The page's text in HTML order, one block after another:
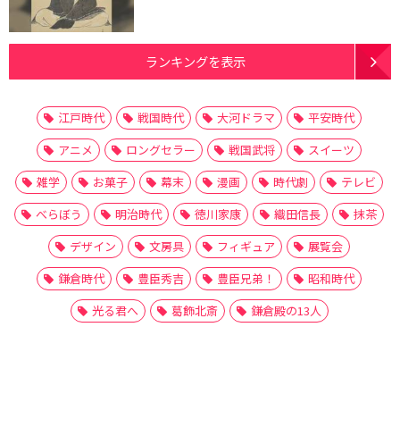
ランキングを表示
江戸時代 戦国時代 大河ドラマ
平安時代
アニメ
ロングセラー 戦国武将
スイーツ
雑学
お菓子 幕末 漫画 時代劇
テレビ
べらぼう
明治時代 徳川家康 織田信長
抹茶
デザイン
文房具 フィギュア
展覧会
鎌倉時代
豊臣秀吉 豊臣兄弟！
昭和時代
光る君へ
葛飾北斎 鎌倉殿の13人